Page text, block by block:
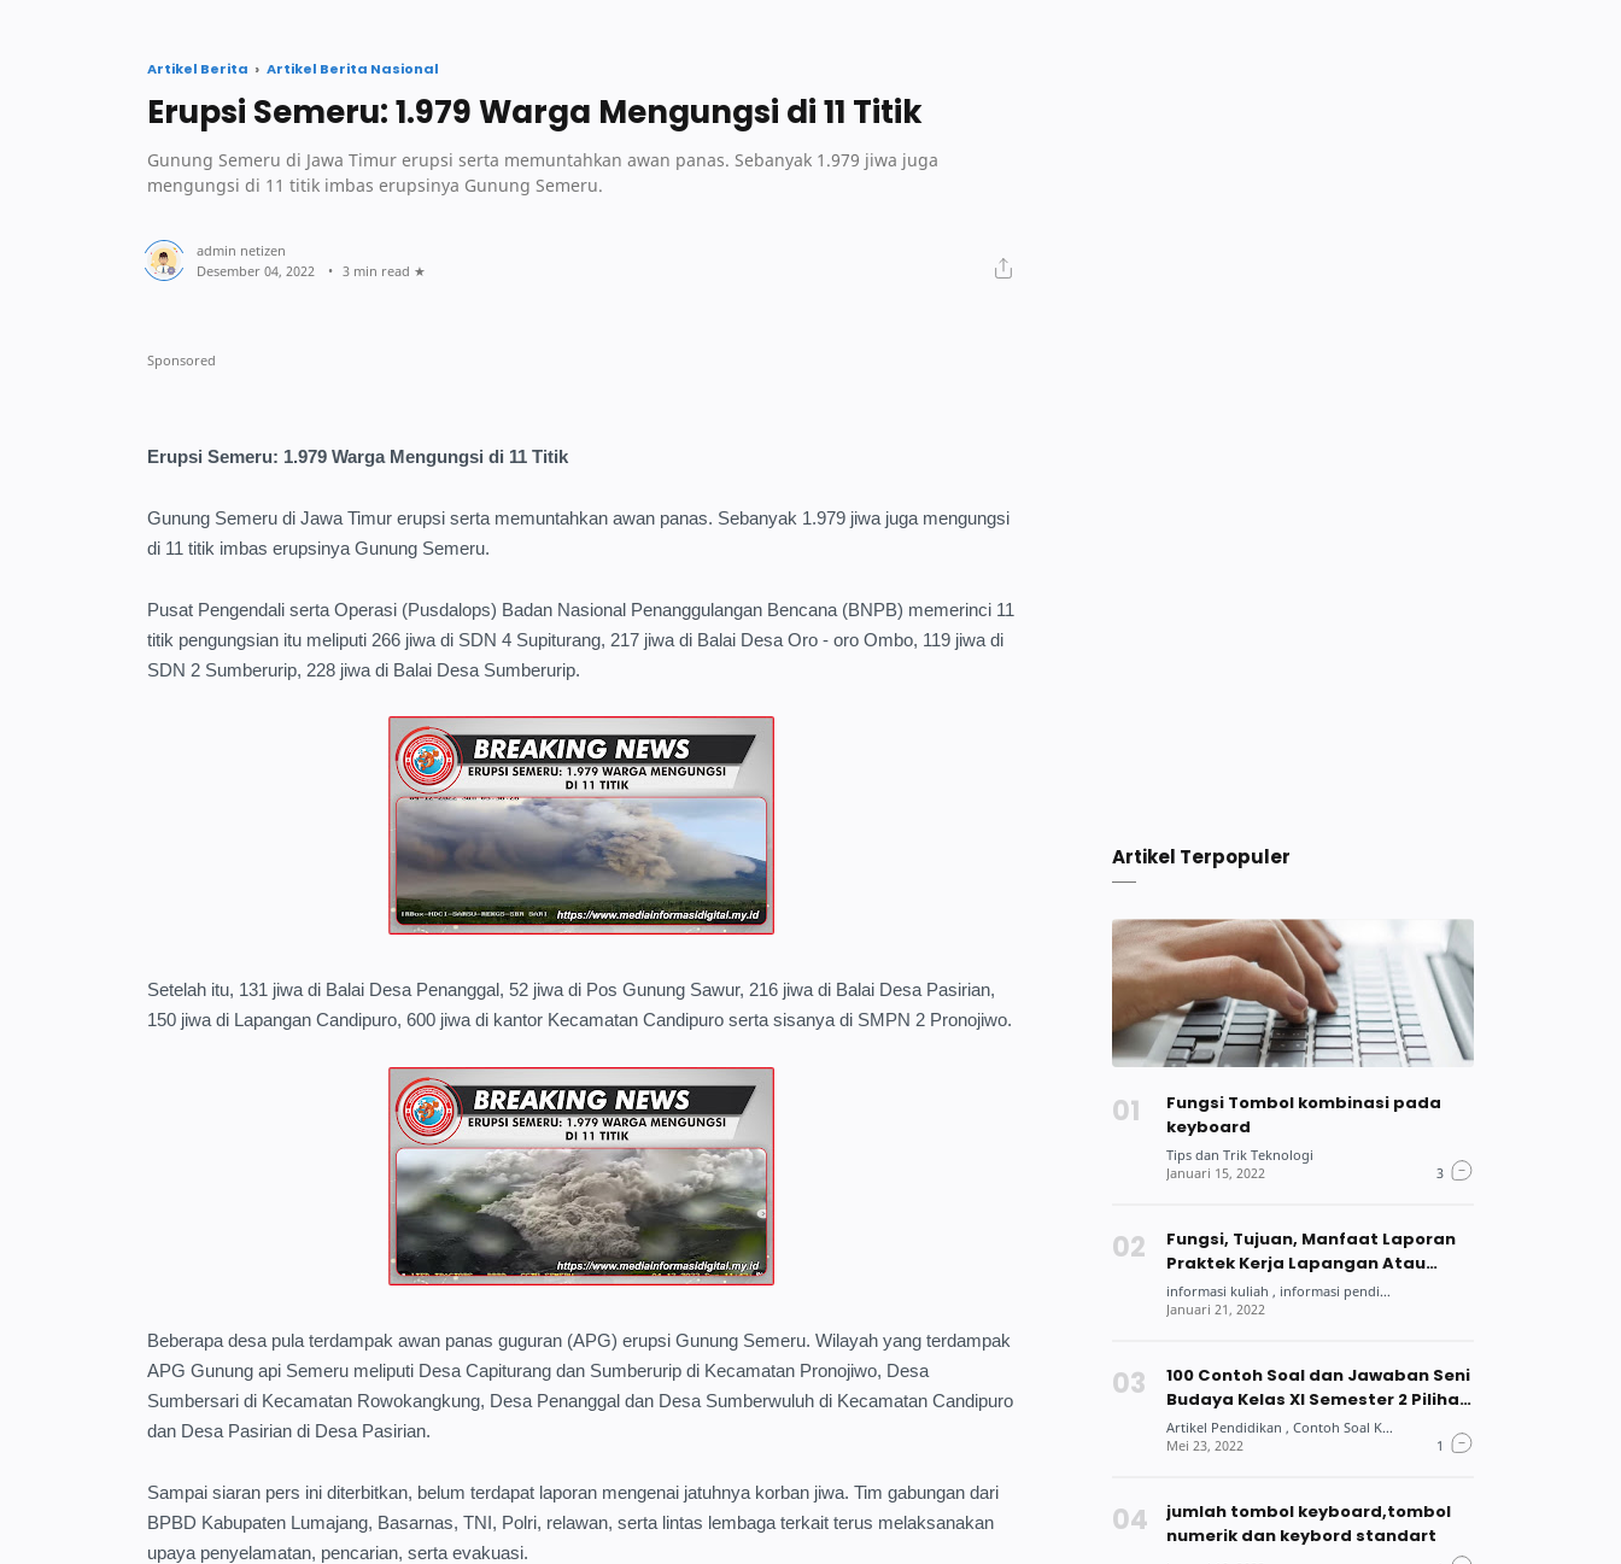
Artikel Berita Artikel Berita Nasional
Erupsi Semeru: 1.979 Warga Mengungsi di 11 Titik
Gunung Semeru di Jawa Timur erupsi serta memuntahkan awan panas. Sebanyak 1.979 jiwa juga
mengungsi di 11 titik imbas erupsinya Gunung Semeru.
3 min read
Erupsi Semeru: 1.979 Warga Mengungsi di 11 Titik
Gunung Semeru di Jawa Timur erupsi serta memuntahkan awan panas. Sebanyak 1.979 jiwa juga mengungsi
di 11 titik imbas erupsinya Gunung Semeru.
Pusat Pengendali serta Operasi (Pusdalops) Badan Nasional Penanggulangan Bencana (BNPB) memerinci 11
titik pengungsian itu meliputi 266 jiwa di SDN 4 Supiturang, 217 jiwa di Balai Desa Oro - oro Ombo, 119 jiwa di
SDN 2 Sumberurip, 228 jiwa di Balai Desa Sumberurip.
Setelah itu, 131 jiwa di Balai Desa Penanggal, 52 jiwa di Pos Gunung Sawur, 216 jiwa di Balai Desa Pasirian,
150 jiwa di Lapangan Candipuro, 600 jiwa di kantor Kecamatan Candipuro serta sisanya di SMPN 2 Pronojiwo.
Beberapa desa pula terdampak awan panas guguran (APG) erupsi Gunung Semeru. Wilayah yang terdampak
APG Gunung api Semeru meliputi Desa Capiturang dan Sumberurip di Kecamatan Pronojiwo, Desa
Sumbersari di Kecamatan Rowokangkung, Desa Penanggal dan Desa Sumberwuluh di Kecamatan Candipuro
dan Desa Pasirian di Desa Pasirian.
Sampai siaran pers ini diterbitkan, belum terdapat laporan mengenai jatuhnya korban jiwa. Tim gabungan dari
BPBD Kabupaten Lumajang, Basarnas, TNI, Polri, relawan, serta lintas lembaga terkait terus melaksanakan
upaya penyelamatan, pencarian, serta evakuasi.
Artikel Terpopuler
Fungsi Tombol kombinasi pada
keyboard
Fungsi, Tujuan, Manfaat Laporan
Praktek Kerja Lapangan Atau
Praktek Kerja Industri Bagi Siswa
Dan Mahasiswa
100 Contoh Soal dan Jawaban Seni
Budaya Kelas XI Semester 2 Pilihan
Ganda
jumlah tombol keyboard,tombol
numerik dan keybord standart